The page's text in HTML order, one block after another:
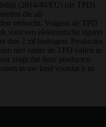
(2014/40/EU) (de TPD)
die als
verkocht. Volgens de TPD
voor een elektronische sigaret
dan 2 ml bedragen. Producten
niet onder de TPD vallen in
zorgt dat deze producten
in uw land voordat u ze